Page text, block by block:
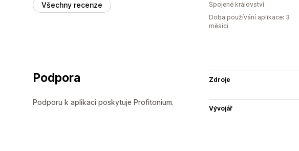
Všechny recenze
Spojené království
Doba používání aplikace: 3
měsíci
Podpora
Podporu k aplikaci poskytuje Profitonium.
Zdroje
Vývojář